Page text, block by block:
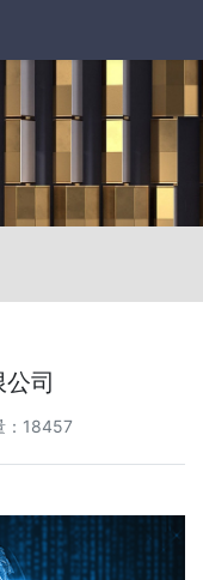
司
：18457